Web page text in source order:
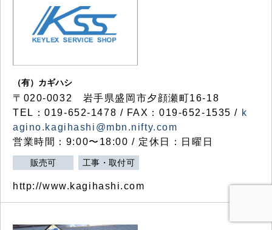
（有）カギハシ
〒020-0032 岩手県盛岡市夕顔瀬町16-18
TEL：019-652-1478 / FAX：019-652-1535 / k
agino.kagihashi@mbn.nifty.com
営業時間：9:00〜18:00 / 定休日：日曜日
販売可 工事・取付可
http://www.kagihashi.com